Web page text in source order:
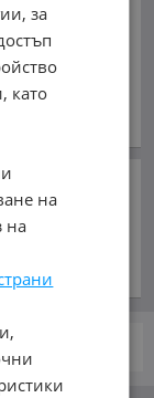
по-добре
за
като
на
на